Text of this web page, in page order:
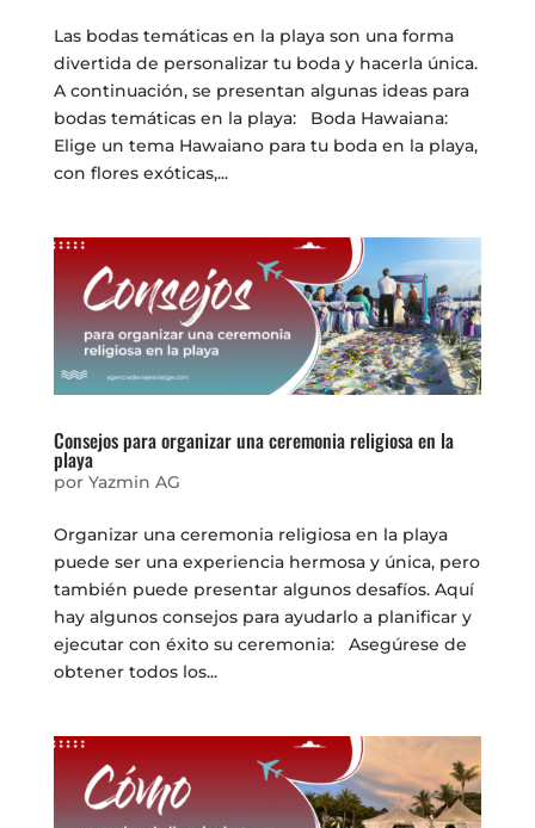
Las bodas temáticas en la playa son una forma
divertida de personalizar tu boda y hacerla única.
A continuación, se presentan algunas ideas para
bodas temáticas en la playa: Boda Hawaiana:
Elige un tema Hawaiano para tu boda en la playa,
con flores exóticas,...
Consejos para organizar una ceremonia religiosa en la
playa
por Yazmin AG
Organizar una ceremonia religiosa en la playa
puede ser una experiencia hermosa y única, pero
también puede presentar algunos desafíos. Aquí
hay algunos consejos para ayudarlo a planificar y
ejecutar con éxito su ceremonia: Asegúrese de
obtener todos los...